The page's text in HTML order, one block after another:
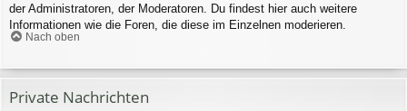
der Administratoren, der Moderatoren. Du findest hier auch weitere
Informationen wie die Foren, die diese im Einzelnen moderieren.
Nach oben
Private Nachrichten